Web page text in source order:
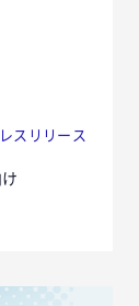
スリリース